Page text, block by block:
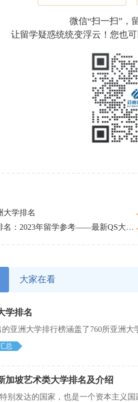
微信“扫一扫”，
让留学疑惑统统变浮云！您也
大学排名
：2023年留学参考——最新QS大学排名
大家在看
学排名
的亚洲大学排行榜涵盖了760所亚洲
总
加坡艺术类大学排名及介绍
别发达的国家，也是一个资本主义